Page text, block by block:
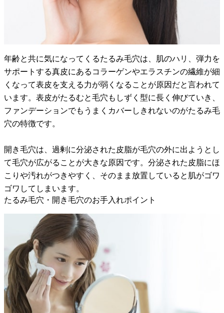
年齢と共に気になってくるたるみ毛穴は、肌のハリ、弾力を
サポートする真皮にあるコラーゲンやエラスチンの繊維が細
くなって表皮を支える力が弱くなることが原因だと言われて
います。表皮がたるむと毛穴もしずく型に長く伸びていき、
ファンデーションでもうまくカバーしきれないのがたるみ毛
穴の特徴です。
開き毛穴は、過剰に分泌された皮脂が毛穴の外に出ようとし
て毛穴が広がることが大きな原因です。分泌された皮脂にほ
こりや汚れがつきやすく、そのまま放置していると肌がゴワ
ゴワしてしまいます。
たるみ毛穴・開き毛穴のお手入れポイント